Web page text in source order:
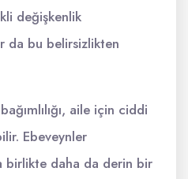
değişkenlik
da bu belirsizlikten
aile için ciddi
Ebeveynler
birlikte daha da derin bir